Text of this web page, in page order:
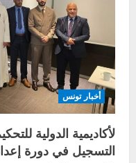
أخبار تونس
لأكاديمية الدولية
التسجيل في دورة